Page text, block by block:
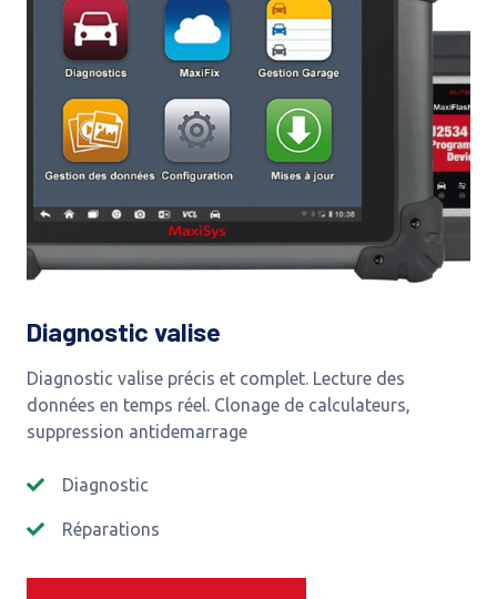
Diagnostic valise
Diagnostic valise précis et complet. Lecture des
données en temps réel. Clonage de calculateurs,
suppression antidemarrage
Diagnostic
Réparations